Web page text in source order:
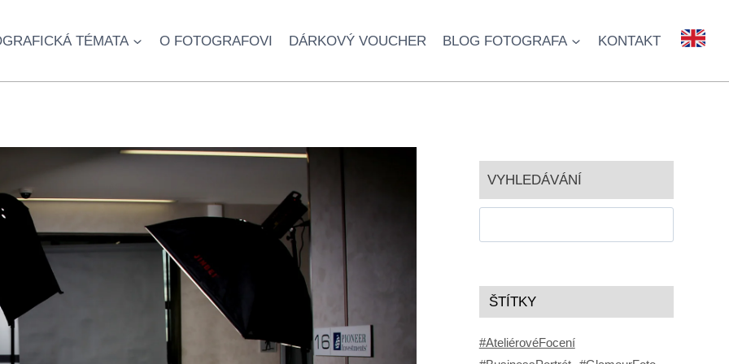
TÉMATA O FOTOGRAFOVI DÁRKOVÝ VOUCHER BLOG FOTOGRAFA KONTAKT .
VYHLEDÁVÁNÍ
ŠTÍTKY
#AteliérovéFocení